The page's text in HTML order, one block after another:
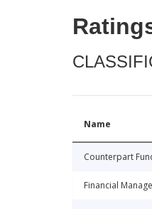
Name
Counterpart
Financial